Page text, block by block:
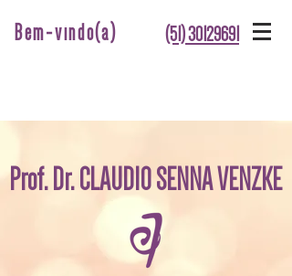
Bem-vindo(a) (51) 30129691
Prof. Dr. CLAUDIO SENNA VENZKE